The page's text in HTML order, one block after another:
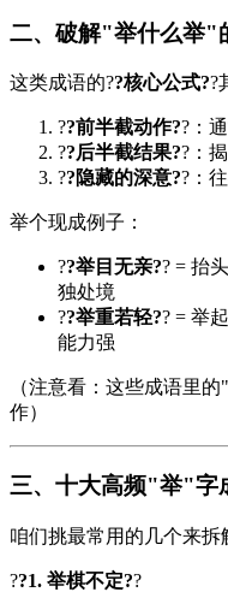
二、破解"举什么举"
这类成语的??核心公式??
??前半截动作??：
??后半截结果??：
??隐藏的深意??：
举个现成例子：
??举目无亲?? = 抬
独处境
??举重若轻?? = 举
能力强
（注意看：这些成语里
作）
三、十大高频"举"字
咱们挑最常用的几个来拆
??1. 举棋不定??